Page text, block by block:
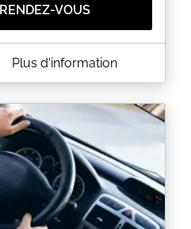
VOUS
de location de
à l’examen pratique
s’entraîner de façon plus
à double commande est
travailler tous les points qui
l’examen. Ainsi, vous vous
points avec lequel
et vous augmentez
de réussite.
Plus d'information